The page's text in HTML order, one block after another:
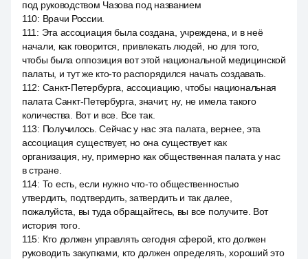
под руководством Чазова под названием
110: Врачи России.
111 : Эта ассоциация была создана, учреждена, и в неё
начали, как говорится, привлекать людей, но для того,
чтобы была оппозиция вот этой национальной медицинской
палаты, и тут же кто-то распорядился начать создавать.
112: Санкт-Петербурга, ассоциацию, чтобы национальная
палата Санкт-Петербурга, значит, ну, не имела такого
количества. Вот и все. Все так.
113: Получилось. Сейчас у нас эта палата, вернее, эта
ассоциация существует, но она существует как
организация, ну, примерно как общественная палата у нас
в стране.
114: То есть, если нужно что-то общественностью
утвердить, подтвердить, затвердить и так далее,
пожалуйста, вы туда обращайтесь, вы все получите. Вот
история того.
115: Кто должен управлять сегодня сферой, кто должен
руководить закупками, кто должен определять, хороший это